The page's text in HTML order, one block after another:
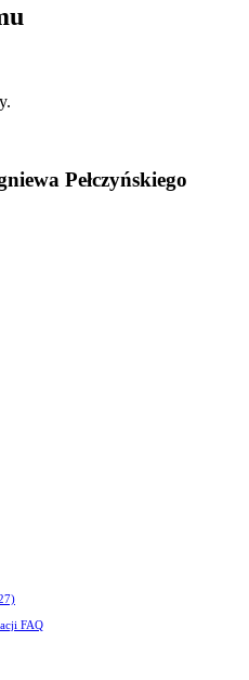
Pełczyńskiego
FAQ